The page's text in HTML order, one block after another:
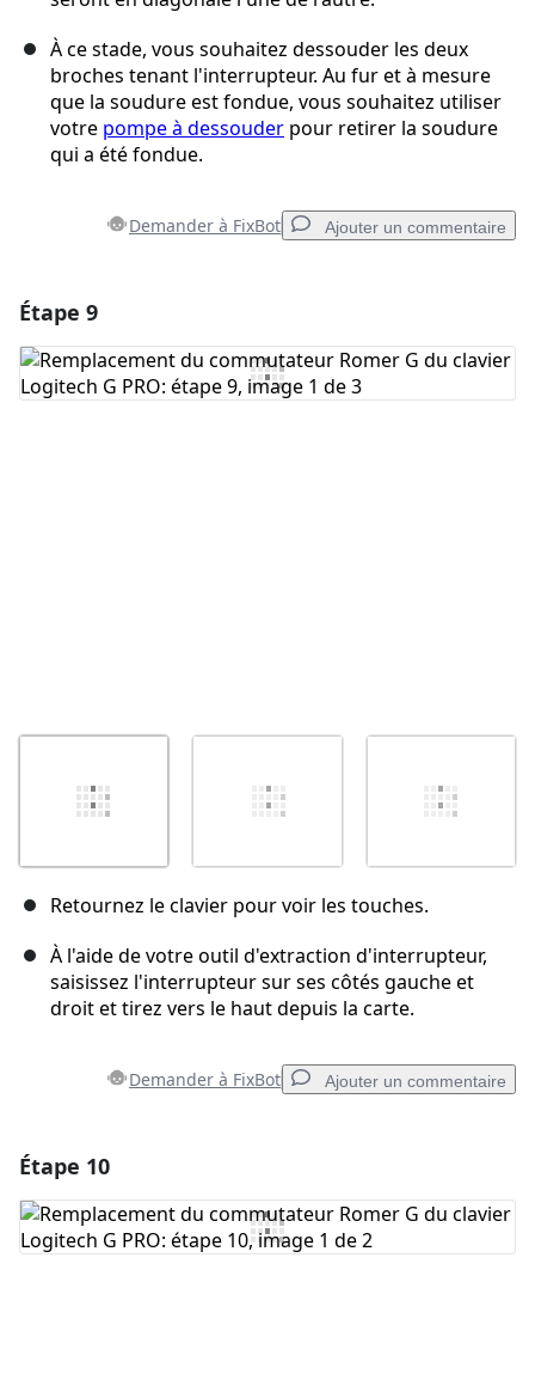
À ce stade, vous souhaitez dessouder les deux
broches tenant l'interrupteur. Au fur et à mesure
que la soudure est fondue, vous souhaitez utiliser
votre pompe à dessouder pour retirer la soudure
qui a été fondue.
Demander à FixBot Ajouter un commentaire
Ajouter un commentaire
Étape 9
Retournez le clavier pour voir les touches.
À l'aide de votre outil d'extraction d'interrupteur,
saisissez l'interrupteur sur ses côtés gauche et
droit et tirez vers le haut depuis la carte.
Demander à FixBot Ajouter un commentaire
Ajouter un commentaire
Étape 10